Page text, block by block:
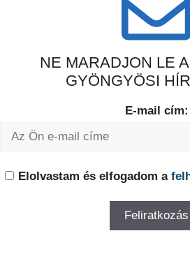
NE MARADJON LE
GYÖNGYÖSI
E-mail cím:
Elolvastam és elfogadom a